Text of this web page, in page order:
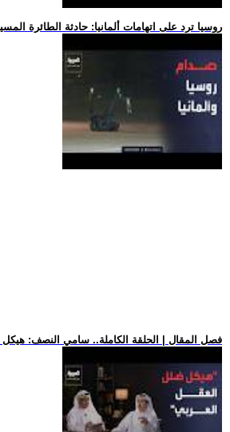
.. روسيا ترد على اتهامات ألمانيا: حادثة الطائرة
.. فصل المقال | الحلقة الكاملة.. سامي النصف: